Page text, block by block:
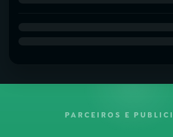
PARCEIROS E